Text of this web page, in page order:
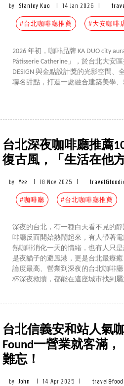
by Stanley Kuo 14 Jan 2026
#台北咖啡廳推薦 #大安咖啡
2026 年初，咖啡品牌 KA DUO city
Pâtisserie Catherine」，於台北大安
DESIGN 與金點設計獎的光影空間
聯名甜點，打造一處融合建築美學
台北深夜咖啡廳推薦
復古風，「生活在他
by Yee 18 Nov 2025
#咖啡廳 #台北咖啡廳推薦
深夜的台北，有一種白天看不見的
啡廳反而開始熱鬧起來，有人帶著
熱咖啡消化一天的情緒，也有人只
是夜貓子的避風港，更是台北最療
論度最高、營業到深夜的台北咖啡
杯深夜救贖，都能在這座城市找到屬
台北信義安和站人氣
Found一營業就客滿
難忘！
by John 14 Apr 2025